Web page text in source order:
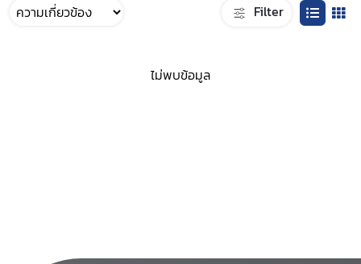
Filter
ไม่พบข้อมูล